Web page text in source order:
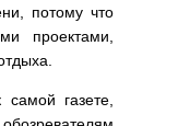
потому что
проектами,
газете,